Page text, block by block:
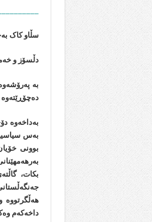
سڵاو کاک
دڵسۆز و
بە
بەداخەوە
بەس
بوونی
بکات،
هەڵگرتووە
داخەکەم